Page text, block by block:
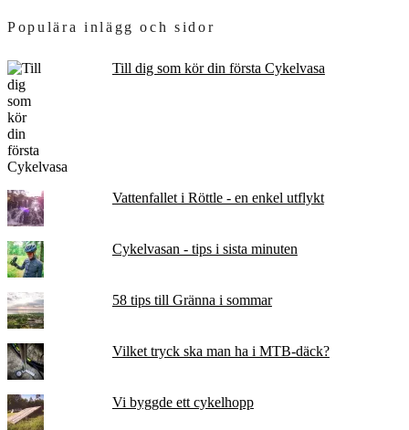
Populära inlägg och sidor
Till dig som kör din första Cykelvasa
Vattenfallet i Röttle - en enkel utflykt
Cykelvasan - tips i sista minuten
58 tips till Gränna i sommar
Vilket tryck ska man ha i MTB-däck?
Vi byggde ett cykelhopp